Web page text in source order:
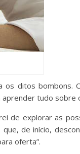
ditos bombons.
tudo sobre
de explorar as
de início,
oferta”.